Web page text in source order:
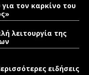
τον καρκίνο του
λειτουργία της
ειδήσεις